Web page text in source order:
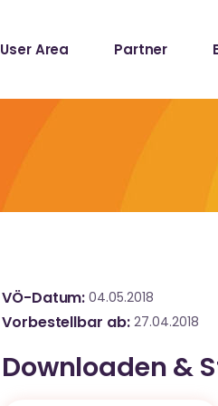
User Area Partner
VÖ-Datum 04.05.2018
Vorbestellbar ab 27.04.2018
Downloaden &